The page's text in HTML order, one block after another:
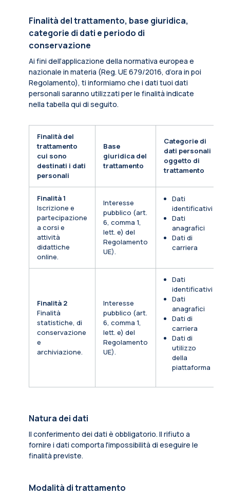
Finalità del trattamento, base giuridica,
categorie di dati e periodo di
conservazione
Ai fini dell’applicazione della normativa europea e
nazionale in materia (Reg. UE 679/2016, d’ora in poi
Regolamento), ti informiamo che i dati tuoi dati
personali saranno utilizzati per le finalità indicate
nella tabella qui di seguito.
Finalità del
trattamento
cui sono
destinati i dati
personali
Base
giuridica del
trattamento
Categorie di
dati personali
oggetto di
trattamento
Finalità 1
Iscrizione e
partecipazione
a corsi e
attività
didattiche
online.
Interesse
pubblico (art.
6, comma 1,
lett. e) del
Regolamento
UE).
Dati
identificativi
Dati
anagrafici
Dati di
carriera
Finalità 2
Finalità
statistiche, di
conservazione
e
archiviazione.
Interesse
pubblico (art.
6, comma 1,
lett. e) del
Regolamento
UE).
Dati
identificativi
Dati
anagrafici
Dati di
carriera
Dati di
utilizzo
della
piattaforma
Natura dei dati
Il conferimento dei dati è obbligatorio. Il rifiuto a
fornire i dati comporta l'impossibilità di eseguire le
finalità previste.
Modalità di trattamento